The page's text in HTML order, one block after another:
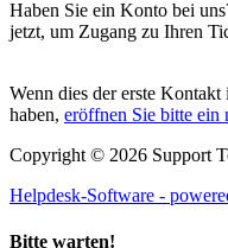
Haben Sie ein Konto bei
jetzt, um Zugang zu Ihren
Wenn dies der erste
haben, eröffnen Sie bitte ein
Copyright © 2026 Support
Helpdesk-Software -
Bitte warten!